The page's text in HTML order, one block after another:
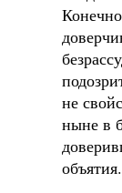
не
ныне в
объятия.